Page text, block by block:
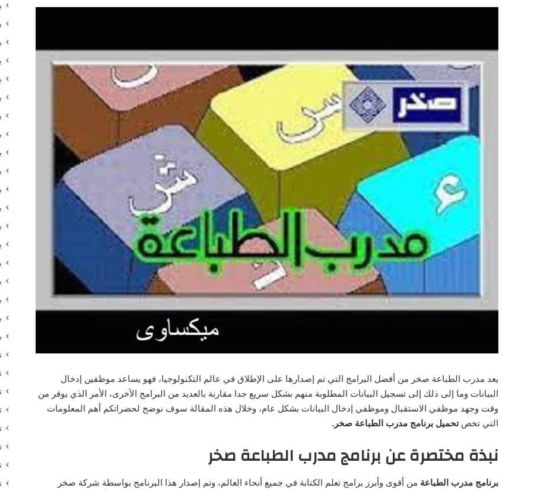
يعد مدرب الطباعة صخر من أفضل البرامج التي تم إصدارها على الإطلاق في عالم التكنولوجيا، فهو يساعد موظفين إدخال
البيانات وما إلى ذلك إلى تسجيل البيانات المطلوبة منهم بشكل سريع جدا مقارنة بالعديد من البرامج الأخرى، الأمر الذي يوفر من
وقت وجهد موظفي الاستقبال وموظفي إدخال البيانات بشكل عام، وخلال هذه المقالة سوف نوضح لحضراتكم أهم المعلومات
التي تخصتحميل برنامج مدرب الطباعة صخر.
نبذة مختصرة عن برنامج مدرب الطباعة صخر
برنامج مدرب الطباعة من أقوى وأبرز برامج تعلم الكتابة في جميع أنحاء العالم، وتم إصدار هذا البرنامج بواسطة شركة صخر